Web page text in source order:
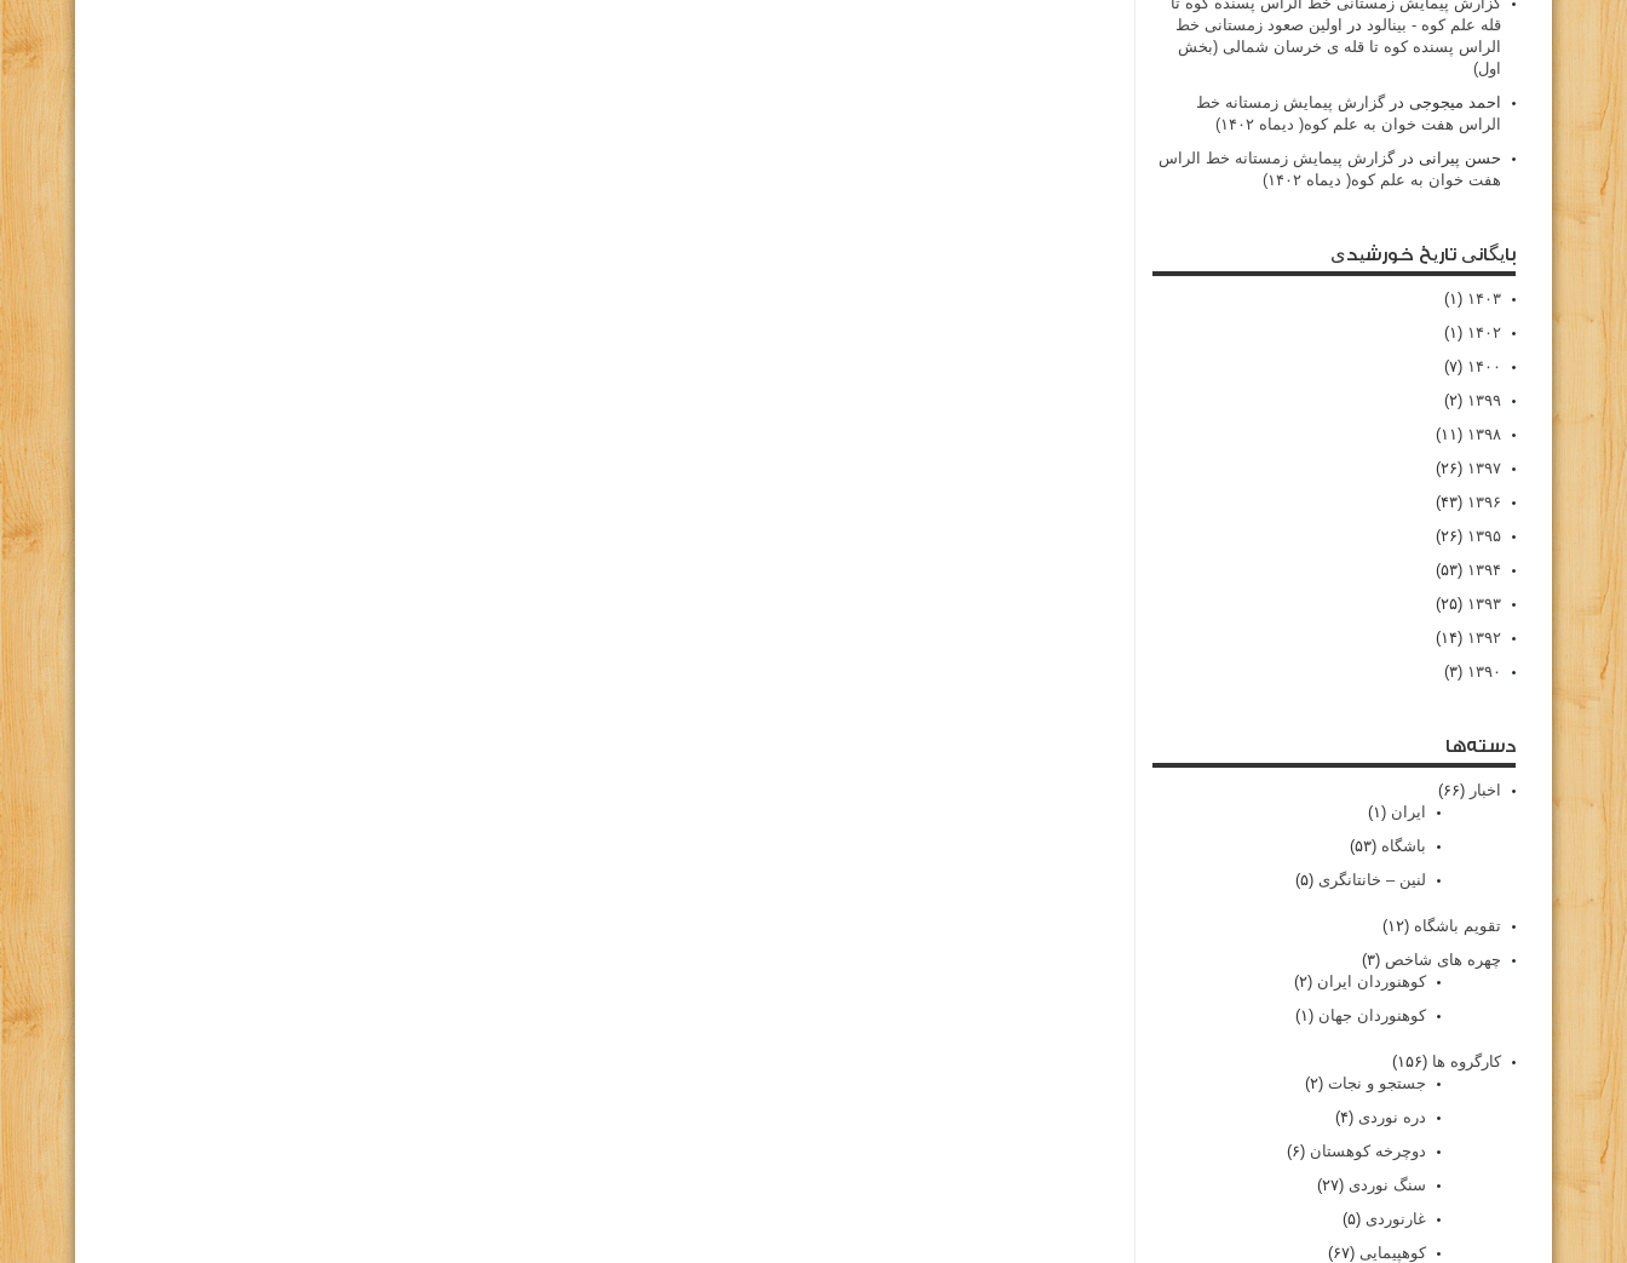
قله علم کوه - بينالود در
اولین صعود زمستانی خط
الراس پسنده کوه تا قله ی خرسان شمالی (بخش
اول)
احمد میجوجی درگزارش پیمایش زمستانه خط
الراس هفت خوان به علم کوه( دیماه ۱۴۰۲)
حسن پیرانی درگزارش پیمایش زمستانه خط الراس
هفت خوان به علم کوه( دیماه ۱۴۰۲)
بایگانی تاریخ خورشیدی
۱۴۰۳ (۱)
۱۴۰۲ (۱)
۱۴۰۰ (۷)
۱۳۹۹ (۲)
۱۳۹۸ (۱۱)
۱۳۹۷ (۲۶)
۱۳۹۶ (۴۳)
۱۳۹۵ (۲۶)
۱۳۹۴ (۵۳)
۱۳۹۳ (۲۵)
۱۳۹۲ (۱۴)
۱۳۹۰ (۳)
دسته‌ها
اخبار (۶۶)
ایران (۱)
باشگاه (۵۳)
لنین – خانتانگری (۵)
تقویم باشگاه (۱۲)
چهره های شاخص (۳)
کوهنوردان ایران (۲)
کوهنوردان جهان (۱)
کارگروه ها (۱۵۶)
جستجو و نجات (۲)
دره نوردی (۴)
دوچرخه کوهستان (۶)
سنگ نوردی (۲۷)
غارنوردی (۵)
کوهپیمایی (۶۷)